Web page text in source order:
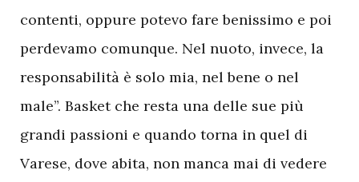
contenti, oppure potevo fare benissimo e poi
perdevamo comunque. Nel nuoto, invece, la
responsabilità è solo mia, nel bene o nel
male”. Basket che resta una delle sue più
grandi passioni e quando torna in quel di
Varese, dove abita, non manca mai di vedere